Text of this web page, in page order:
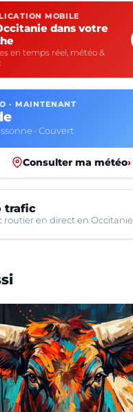
MOBILE
dans votre
en temps réel, météo &
· MAINTENANT
· Couvert
Consulter ma météo›
trafic
routier en direct en Occitanie